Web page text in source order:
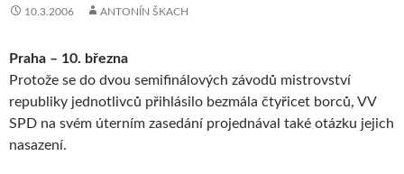
10.3.2006 ANTONÍN ŠKACH
Praha – 10. března
Protože se do dvou semifinálových závodů mistrovství
republiky jednotlivců přihlásilo bezmála čtyřicet borců, VV
SPD na svém úterním zasedání projednával také otázku jejich
nasazení.